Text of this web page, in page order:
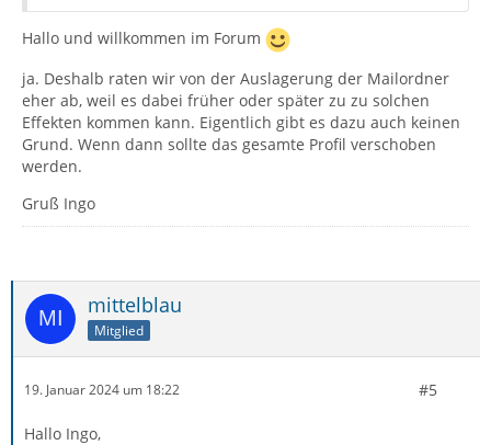
Hallo und willkommen im Forum
ja. Deshalb raten wir von der Auslagerung der Mailordner
eher ab, weil es dabei früher oder später zu zu solchen
Effekten kommen kann. Eigentlich gibt es dazu auch keinen
Grund. Wenn dann sollte das gesamte Profil verschoben
werden.
Gruß Ingo
mittelblau
Mitglied
19. Januar 2024 um 18:22 #5
Hallo Ingo,